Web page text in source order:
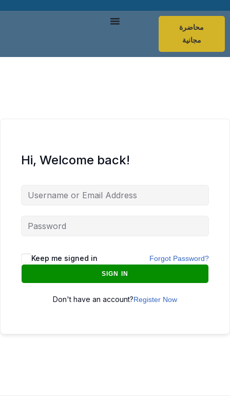
محاضرة
مجانية
Hi, Welcome back!
Keep me signed in Forgot Password?
SIGN IN
Don't have an account?Register Now